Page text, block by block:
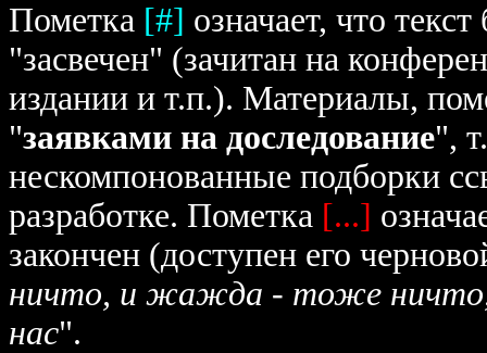
Пометка [#] означает, что
"засвечен" (зачитан на
издании и т.п.). Материалы,
"заявками на доследование",
нескомпонованные подборки
разработке. Пометка [...]
закончен (доступен его
ничто, и жажда - тоже ничто,
нас".